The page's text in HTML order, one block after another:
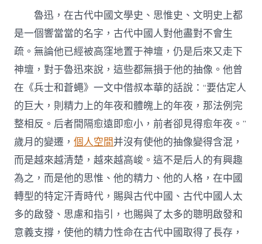
找
九
宮
格
空
間：
講
一
個
“真”
的
魯
迅
–
文
史
–
中
國
作
魯迅，在古代中國文學史、思惟史、文明史上都
是一個響當當的名字，古代中國人對他盡對不會生
疏。無論他已經被高窪地置于神壇，仍是后來又走下
神壇，對于魯迅來說，這些都無損于他的抽像。他曾
在《兵士和蒼蠅》一文中借叔本華的話說：“要估定人
的巨大，則精力上的年夜和體魄上的年夜，那法例完
整相反。后者間隔愈遠即愈小，前者卻見得愈年夜。”
歲月的變遷，個人空間并沒有使他的抽像變得含混，
而是越來越清楚，越來越高峻。這不是后人的有興趣
為之，而是他的思惟、他的精力、他的人格，在中國
轉型的特定汗青時代，賜與古代中國、古代中國人太
多的啟發、思慮和指引，也賜與了太多的聰明啟發和
意義支撐，使他的精力性命在古代中國取得了長存，